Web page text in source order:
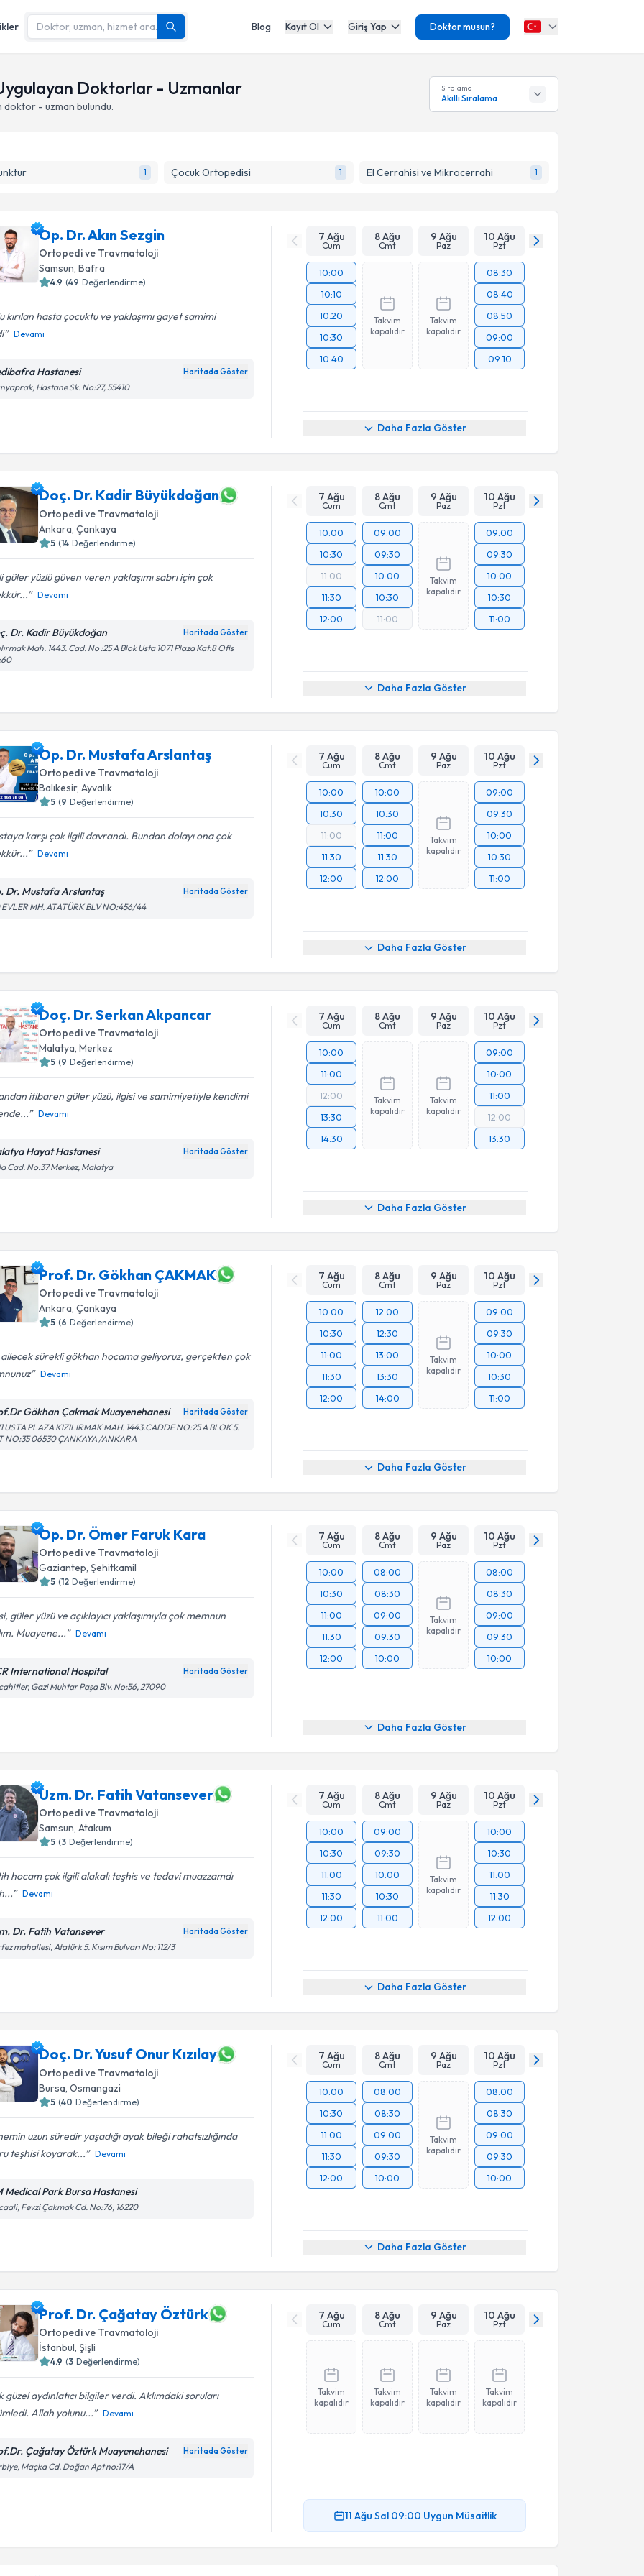
Blog Kayıt Ol Giriş Yap Doktor musun?
Doktorlar - Uzmanlar
doktor - uzman bulundu.
Sıralama
Akıllı Sıralama
1 Çocuk Ortopedisi 1 El Cerrahisi ve Mikrocerrahi 1
Op. Dr. Akın Sezgin
Ortopedi ve Travmatoloji
Samsun,Bafra
4.9 (49 Değerlendirme)
kırılan hasta çocuktu ve yaklaşımı gayet samimi
Devamı
Hastanesi Haritada Göster
Hastane Sk. No:27, 55410
7 Ağu
Cum
8 Ağu
Cmt
9 Ağu
Paz
10 Ağu
Pzt
10:00
10:10
10:20
10:30
10:40
Takvim
kapalıdır
Takvim
kapalıdır
08:30
08:40
08:50
09:00
09:10
Daha Fazla Göster
Doç. Dr. Kadir Büyükdoğan
Ortopedi ve Travmatoloji
Ankara ,Çankaya
5 (14 Değerlendirme)
güler yüzlü güven veren yaklaşımı sabrı için çok
Devamı
Dr. Kadir Büyükdoğan Haritada Göster
Mah. 1443. Cad. No :25 A Blok Usta 1071 Plaza Kat:8 Ofis
7 Ağu
Cum
8 Ağu
Cmt
9 Ağu
Paz
10 Ağu
Pzt
10:00
10:30
11:00
11:30
12:00
09:00
09:30
10:00
10:30
11:00
Takvim
kapalıdır
09:00
09:30
10:00
10:30
11:00
Daha Fazla Göster
Op. Dr. Mustafa Arslantaş
Ortopedi ve Travmatoloji
Balıkesir,Ayvalık
5 (9 Değerlendirme)
karşı çok ilgili davrandı. Bundan dolayı ona çok
Devamı
Dr. Mustafa Arslantaş Haritada Göster
EVLER MH. ATATÜRK BLV NO:456/44
7 Ağu
Cum
8 Ağu
Cmt
9 Ağu
Paz
10 Ağu
Pzt
10:00
10:30
11:00
11:30
12:00
10:00
10:30
11:00
11:30
12:00
Takvim
kapalıdır
09:00
09:30
10:00
10:30
11:00
Daha Fazla Göster
Doç. Dr. Serkan Akpancar
Ortopedi ve Travmatoloji
Malatya ,Merkez
5 (9 Değerlendirme)
itibaren güler yüzü, ilgisi ve samimiyetiyle kendimi
Devamı
Hayat Hastanesi Haritada Göster
Cad. No:37 Merkez, Malatya
7 Ağu
Cum
8 Ağu
Cmt
9 Ağu
Paz
10 Ağu
Pzt
10:00
11:00
12:00
13:30
14:30
Takvim
kapalıdır
Takvim
kapalıdır
09:00
10:00
11:00
12:00
13:30
Daha Fazla Göster
Prof. Dr. Gökhan ÇAKMAK
Ortopedi ve Travmatoloji
Ankara,Çankaya
5 (6 Değerlendirme)
ailecek sürekli gökhan hocama geliyoruz, gerçekten çok
Devamı
Gökhan Çakmak Muayenehanesi Haritada Göster
USTA PLAZA KIZILIRMAK MAH. 1443.CADDE NO:25 A BLOK 5.
NO:35 06530 ÇANKAYA /ANKARA
7 Ağu
Cum
8 Ağu
Cmt
9 Ağu
Paz
10 Ağu
Pzt
10:00
10:30
11:00
11:30
12:00
12:00
12:30
13:00
13:30
14:00
Takvim
kapalıdır
09:00
09:30
10:00
10:30
11:00
Daha Fazla Göster
Op. Dr. Ömer Faruk Kara
Ortopedi ve Travmatoloji
Gaziantep ,Şehitkamil
5 (12 Değerlendirme)
güler yüzü ve açıklayıcı yaklaşımıyla çok memnun
Muayene...
Devamı
International Hospital Haritada Göster
Gazi Muhtar Paşa Blv. No:56, 27090
7 Ağu
Cum
8 Ağu
Cmt
9 Ağu
Paz
10 Ağu
Pzt
10:00
10:30
11:00
11:30
12:00
08:00
08:30
09:00
09:30
10:00
Takvim
kapalıdır
08:00
08:30
09:00
09:30
10:00
Daha Fazla Göster
Uzm. Dr. Fatih Vatansever
Ortopedi ve Travmatoloji
Samsun,Atakum
5 (3 Değerlendirme)
hocam çok ilgili alakalı teşhis ve tedavi muazzamdı
Devamı
Dr. Fatih Vatansever Haritada Göster
mahallesi, Atatürk 5. Kısım Bulvarı No: 112/3
7 Ağu
Cum
8 Ağu
Cmt
9 Ağu
Paz
10 Ağu
Pzt
10:00
10:30
11:00
11:30
12:00
09:00
09:30
10:00
10:30
11:00
Takvim
kapalıdır
10:00
10:30
11:00
11:30
12:00
Daha Fazla Göster
Doç. Dr. Yusuf Onur Kızılay
Ortopedi ve Travmatoloji
Bursa ,Osmangazi
5 (40 Değerlendirme)
uzun süredir yaşadığı ayak bileği rahatsızlığında
teşhisi koyarak...
Devamı
Medical Park Bursa Hastanesi
Fevzi Çakmak Cd. No:76, 16220
7 Ağu
Cum
8 Ağu
Cmt
9 Ağu
Paz
10 Ağu
Pzt
10:00
10:30
11:00
11:30
12:00
08:00
08:30
09:00
09:30
10:00
Takvim
kapalıdır
08:00
08:30
09:00
09:30
10:00
Daha Fazla Göster
Prof. Dr. Çağatay Öztürk
Ortopedi ve Travmatoloji
İstanbul,Şişli
4.9 (3 Değerlendirme)
güzel aydınlatıcı bilgiler verdi. Aklımdaki soruları
Allah yolunu...
Devamı
Çağatay Öztürk Muayenehanesi Haritada Göster
Maçka Cd. Doğan Apt no:17/A
7 Ağu
Cum
8 Ağu
Cmt
9 Ağu
Paz
10 Ağu
Pzt
Takvim
kapalıdır
Takvim
kapalıdır
Takvim
kapalıdır
Takvim
kapalıdır
11 Ağu Sal 09:00 Uygun Müsaitlik